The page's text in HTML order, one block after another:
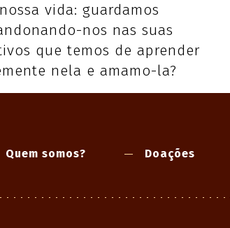
vida: guardamos
nos nas suas
que temos de aprender
nela e amamo-la?
Quem somos? Doações